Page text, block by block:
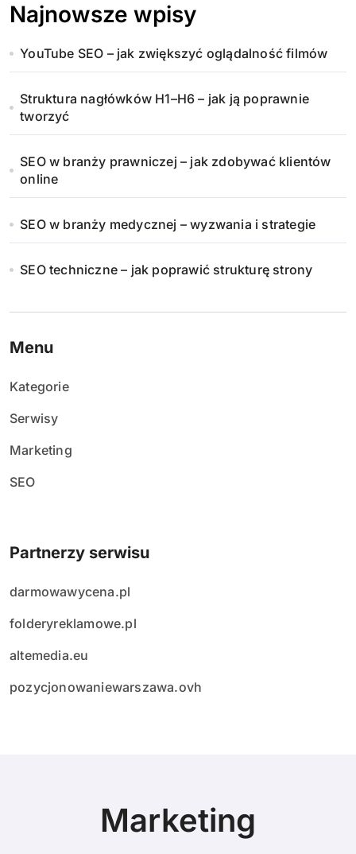
Najnowsze wpisy
YouTube SEO – jak zwiększyć oglądalność filmów
Struktura nagłówków H1–H6 – jak ją poprawnie
tworzyć
SEO w branży prawniczej – jak zdobywać klientów
online
SEO w branży medycznej – wyzwania i strategie
SEO techniczne – jak poprawić strukturę strony
Menu
Kategorie
Serwisy
Marketing
SEO
Partnerzy serwisu
darmowawycena.pl
folderyreklamowe.pl
altemedia.eu
pozycjonowaniewarszawa.ovh
Marketing